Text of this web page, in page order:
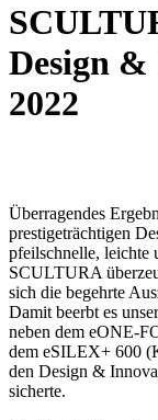
Design
2022
Überragendes
prestigeträchtigen
pfeilschnelle, leichte
SCULTURA
sich die begehrte
Damit beerbt es
neben dem eONE-
dem eSILEX+ 600
den Design &
sicherte.